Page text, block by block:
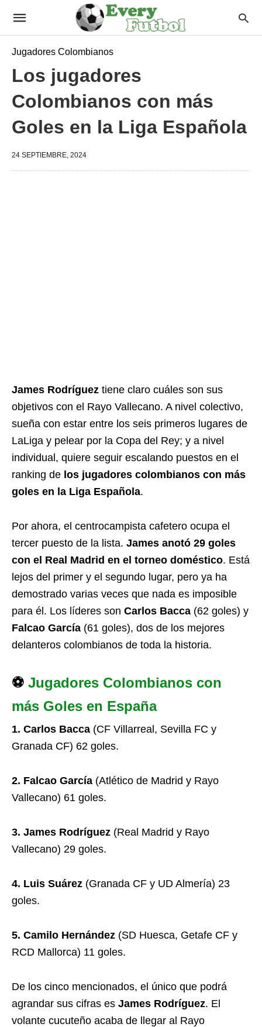
Jugadores Colombianos
Los jugadores
Colombianos con más
Goles en la Liga Española
24 SEPTIEMBRE, 2024
James Rodríguez tiene claro cuáles son sus
objetivos con el Rayo Vallecano. A nivel colectivo,
sueña con estar entre los seis primeros lugares de
LaLiga y pelear por la Copa del Rey; y a nivel
individual, quiere seguir escalando puestos en el
ranking de los jugadores colombianos con más
goles en la Liga Española.
Por ahora, el centrocampista cafetero ocupa el
tercer puesto de la lista. James anotó 29 goles
con el Real Madrid en el torneo doméstico. Está
lejos del primer y el segundo lugar, pero ya ha
demostrado varias veces que nada es imposible
para él. Los líderes son Carlos Bacca (62 goles) y
Falcao García (61 goles), dos de los mejores
delanteros colombianos de toda la historia.
⚽ Jugadores Colombianos con
más Goles en España
1. Carlos Bacca (CF Villarreal, Sevilla FC y
Granada CF) 62 goles.
2. Falcao García (Atlético de Madrid y Rayo
Vallecano) 61 goles.
3. James Rodríguez (Real Madrid y Rayo
Vallecano) 29 goles.
4. Luis Suárez (Granada CF y UD Almería) 23
goles.
5. Camilo Hernández (SD Huesca, Getafe CF y
RCD Mallorca) 11 goles.
De los cinco mencionados, el único que podrá
agrandar sus cifras es James Rodríguez. El
volante cucuteño acaba de llegar al Rayo